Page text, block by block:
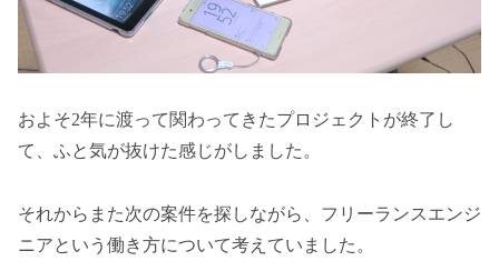
およそ2年に渡って関わってきたプロジェクトが終了し
て、ふと気が抜けた感じがしました。
それからまた次の案件を探しながら、フリーランスエンジ
ニアという働き方について考えていました。